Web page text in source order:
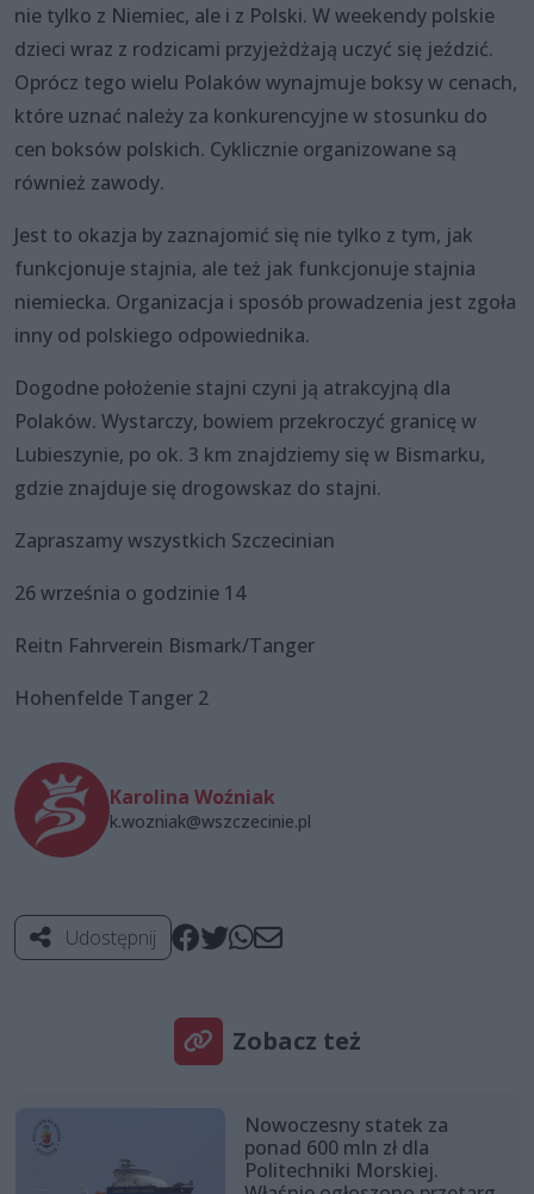
nie tylko z Niemiec, ale i z Polski. W weekendy polskie
dzieci wraz z rodzicami przyjeżdżają uczyć się jeździć.
Oprócz tego wielu Polaków wynajmuje boksy w cenach,
które uznać należy za konkurencyjne w stosunku do
cen boksów polskich. Cyklicznie organizowane są
również zawody.
Jest to okazja by zaznajomić się nie tylko z tym, jak
funkcjonuje stajnia, ale też jak funkcjonuje stajnia
niemiecka. Organizacja i sposób prowadzenia jest zgoła
inny od polskiego odpowiednika.
Dogodne położenie stajni czyni ją atrakcyjną dla
Polaków. Wystarczy, bowiem przekroczyć granicę w
Lubieszynie, po ok. 3 km znajdziemy się w Bismarku,
gdzie znajduje się drogowskaz do stajni.
Zapraszamy wszystkich Szczecinian
26 września o godzinie 14
Reitn Fahrverein Bismark/Tanger
Hohenfelde Tanger 2
Karolina Woźniak
k.wozniak@wszczecinie.pl
Udostępnij
Zobacz też
Nowoczesny statek za
ponad 600 mln zł dla
Politechniki Morskiej.